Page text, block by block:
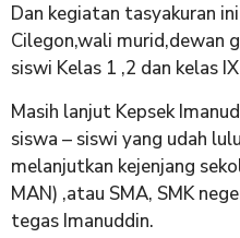
Dan kegiatan tasyakuran
Cilegon,wali murid,dewan
siswi Kelas 1 ,2 dan kelas
Masih lanjut Kepsek
siswa – siswi yang udah
melanjutkan kejenjang
MAN) ,atau SMA, SMK
tegas Imanuddin.